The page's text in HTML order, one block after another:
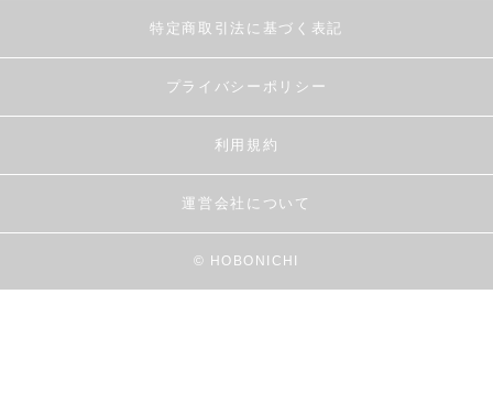
特定商取引法に基づく表記
プライバシーポリシー
利用規約
運営会社について
© HOBONICHI